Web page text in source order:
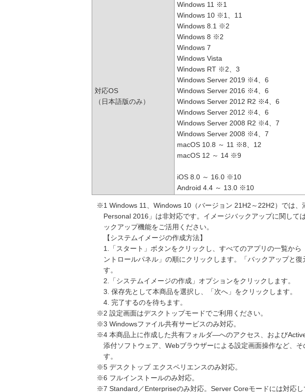
対応OS
（日本語版のみ）
Windows 11 ※1
Windows 10 ※1、11
Windows 8.1 ※2
Windows 8 ※2
Windows 7
Windows Vista
Windows RT ※2、3
Windows Server 2019 ※4、6
Windows Server 2016 ※4、6
Windows Server 2012 R2 ※4、6
Windows Server 2012 ※4、6
Windows Server 2008 R2 ※4、7
Windows Server 2008 ※4、7
macOS 10.8 ～ 11 ※8、12
macOS 12 ～ 14 ※9
iOS 8.0 ～ 16.0 ※10
Android 4.4 ～ 13.0 ※10
※1 Windows 11、Windows 10（バージョン 21H2～22H2）では
Personal 2016」は非対応です。イメージバックアップに関して
ックアップ機能をご活用ください。
【システムイメージの作成方法】
1.「スタート」ボタンをクリックし、すべてのアプリの一覧か
ントロールパネル」の順にクリックします。「バックアップと
す。
2.「システムイメージの作成」オプションをクリックします。
3. 保存先として本商品を選択し、「次へ」をクリックします。
4. 完了するのを待ちます。
※2 設定画面はデスクトップモードでご利用ください。
※3 Windowsファイル共有サービスのみ対応。
※4 本商品上に作成した共有フォルダ―へのアクセス、および
添付ソフトウェア、Webブラウザーによる設定画面操作など、
す。
※5 デスクトップ エクスペリエンスのみ対応。
※6 フルインストールのみ対応。
※7 Standard／Enterpriseのみ対応。Server Coreモードには対応し